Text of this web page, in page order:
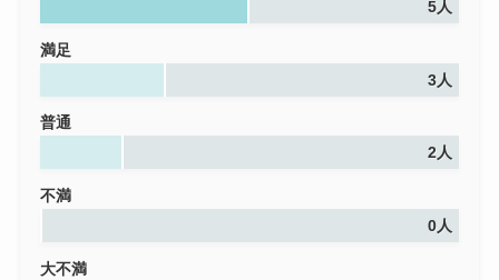
5人
満足
3人
普通
2人
不満
0人
大不満